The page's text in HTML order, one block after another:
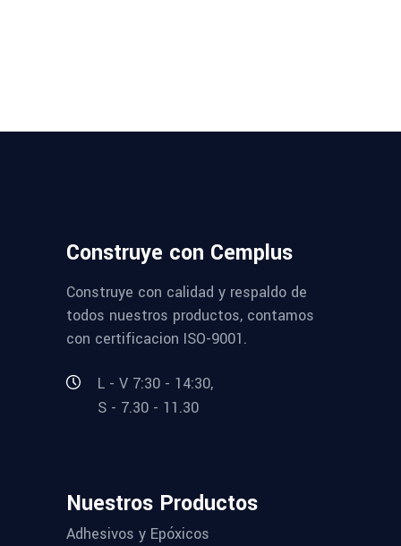
Construye con Cemplus
Construye con calidad y respaldo de
todos nuestros productos, contamos
con certificacion ISO-9001.
L - V 7:30 - 14:30,
S - 7.30 - 11.30
Nuestros Productos
Adhesivos y Epóxicos